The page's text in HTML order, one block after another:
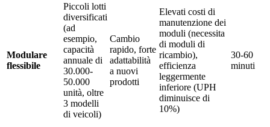
Modulare
flessibile
Piccoli lotti
diversificati
(ad
esempio,
capacità
annuale di
30.000-
50.000
unità, oltre
3 modelli
di veicoli)
Cambio
rapido, forte
adattabilità
a nuovi
prodotti
Elevati costi di
manutenzione dei
moduli (necessita
di moduli di
ricambio),
efficienza
leggermente
inferiore (UPH
diminuisce di
10%)
30-60
minuti